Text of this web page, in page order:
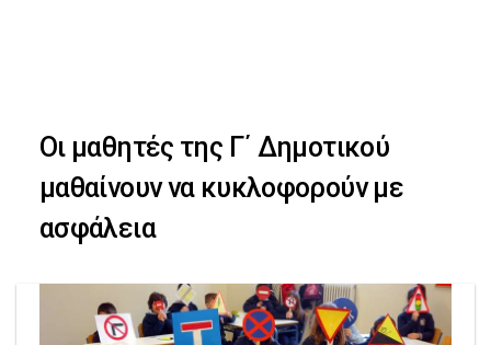
navigation
to
content
Οι μαθητές της Γ΄ Δημοτικού
μαθαίνουν να κυκλοφορούν με
ασφάλεια